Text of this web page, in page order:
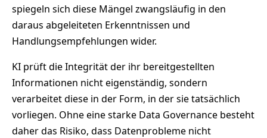
spiegeln sich diese Mängel zwangsläufig in den
daraus abgeleiteten Erkenntnissen und
Handlungsempfehlungen wider.
KI prüft die Integrität der ihr bereitgestellten
Informationen nicht eigenständig, sondern
verarbeitet diese in der Form, in der sie tatsächlich
vorliegen. Ohne eine starke Data Governance besteht
daher das Risiko, dass Datenprobleme nicht